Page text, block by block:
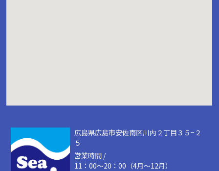
広島県広島市安佐南区川内２丁目３５−２
５
営業時間 /
11：00～20：00（4月～12月）